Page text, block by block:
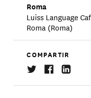
Roma
Luiss Language
Roma (Roma)
COMPARTIR